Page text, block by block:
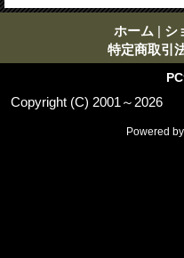
ホーム | シ
特定商取引
Copyright (C) 2001～2026
Powered by